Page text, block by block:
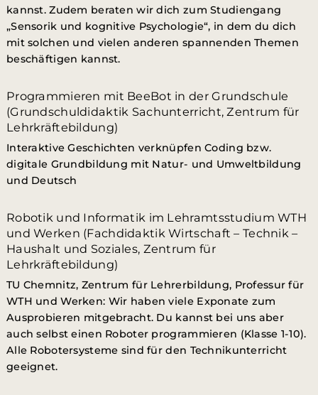
kannst. Zudem beraten wir dich zum Studiengang
„Sensorik und kognitive Psychologie“, in dem du dich
mit solchen und vielen anderen spannenden Themen
beschäftigen kannst.
Programmieren mit BeeBot in der Grundschule
(Grundschuldidaktik Sachunterricht, Zentrum für
Lehrkräftebildung)
Interaktive Geschichten verknüpfen Coding bzw.
digitale Grundbildung mit Natur- und Umweltbildung
und Deutsch
Robotik und Informatik im Lehramtsstudium WTH
und Werken (Fachdidaktik Wirtschaft – Technik –
Haushalt und Soziales, Zentrum für
Lehrkräftebildung)
TU Chemnitz, Zentrum für Lehrerbildung, Professur für
WTH und Werken: Wir haben viele Exponate zum
Ausprobieren mitgebracht. Du kannst bei uns aber
auch selbst einen Roboter programmieren (Klasse 1-10).
Alle Robotersysteme sind für den Technikunterricht
geeignet.